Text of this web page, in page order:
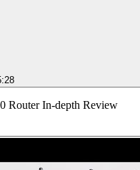
Router In-depth Review